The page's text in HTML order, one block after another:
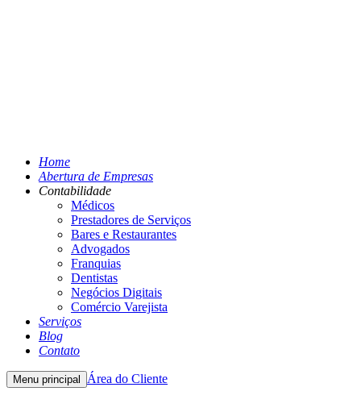
Home
Abertura de Empresas
Contabilidade
Médicos
Prestadores de Serviços
Bares e Restaurantes
Advogados
Franquias
Dentistas
Negócios Digitais
Comércio Varejista
Serviços
Blog
Contato
Menu principal Área do Cliente